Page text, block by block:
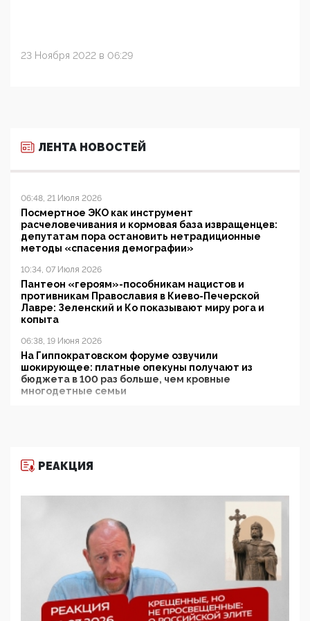
23 Ноября 2022 в 06:29
ЛЕНТА НОВОСТЕЙ
06:48, 21 Июля 2026
Посмертное ЭКО как инструмент
расчеловечивания и кормовая база извращенцев:
депутатам пора остановить нетрадиционные
методы «спасения демографии»
10:34, 07 Июля 2026
Пантеон «героям»-пособникам нацистов и
противникам Православия в Киево-Печерской
Лавре: Зеленский и Ко показывают миру рога и
копыта
06:38, 19 Июня 2026
На Гиппократовском форуме озвучили
шокирующее: платные опекуны получают из
бюджета в 100 раз больше, чем кровные
многодетные семьи
11:53, 09 Июня 2026
деятельность ИИТО ЮНЕСКО в России, но
цифроглобалисты продолжают определять
повестку в образовании
09:43, 01 Июня 2026
5G за счет здоровья граждан: Минцифры намерено
отобрать у регионов и муниципалитетов право
защищать жилые дома и социальные объекты от
05:58, 26 Мая 2026
РЕАКЦИЯ